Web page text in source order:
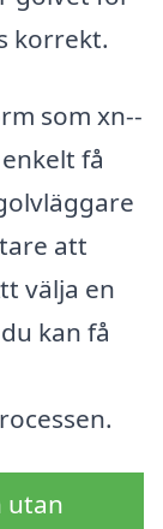
korrekt.
som xn--
få
att
välja en
kan få
utan